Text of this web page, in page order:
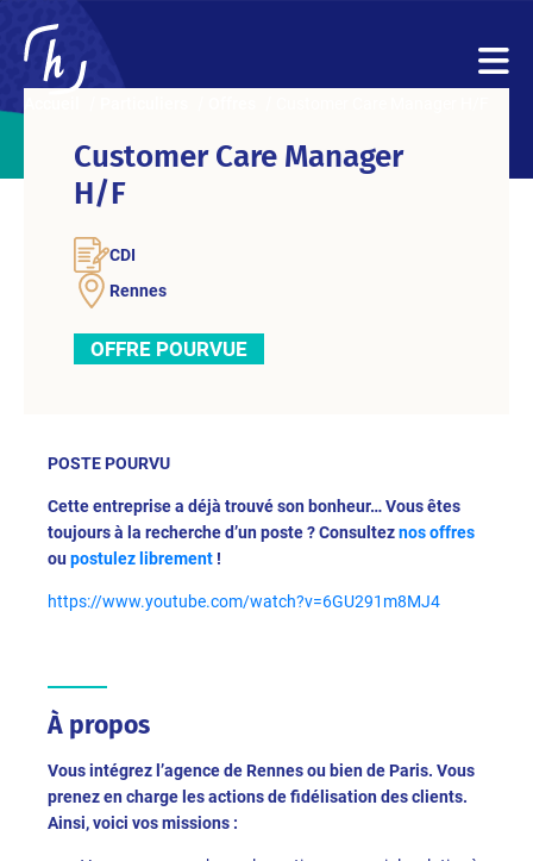
Customer Care Manager
H/F
CDI
Rennes
OFFRE POURVUE
POSTE POURVU
Cette entreprise a déjà trouvé son bonheur… Vous êtes
toujours à la recherche d’un poste ? Consulteznos offres
oupostulez librement !
https://www.youtube.com/watch?v=6GU291m8MJ4
À propos
Vous intégrez l’agence de Rennes ou bien de Paris. Vous
prenez en charge les actions de fidélisation des clients.
Ainsi, voici vos missions :